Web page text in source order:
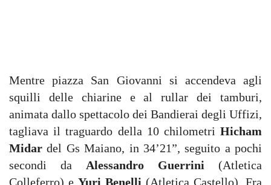
Mentre piazza San Giovanni si accendeva agli
squilli delle chiarine e al rullar dei tamburi,
animata dallo spettacolo dei Bandierai degli Uffizi,
tagliava il traguardo della 10 chilometri Hicham
Midar del Gs Maiano, in 34’21”, seguito a pochi
secondi da Alessandro Guerrini (Atletica
Colleferro) e Yuri Benelli (Atletica Castello). Fra